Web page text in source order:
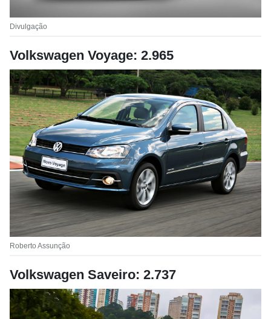
Divulgação
Volkswagen Voyage: 2.965
Roberto Assunção
Volkswagen Saveiro: 2.737